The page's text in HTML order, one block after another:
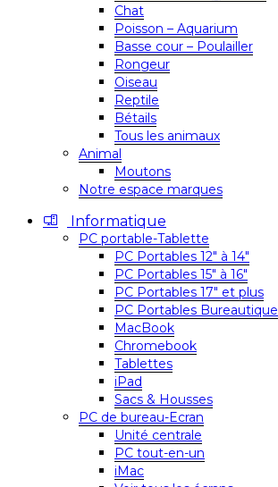
Chat
Poisson – Aquarium
Basse cour – Poulailler
Rongeur
Oiseau
Reptile
Bétails
Tous les animaux
Animal
Moutons
Notre espace marques
Informatique
PC portable-Tablette
PC Portables 12″ à 14″
PC Portables 15″ à 16″
PC Portables 17″ et plus
PC Portables Bureautique
MacBook
Chromebook
Tablettes
iPad
Sacs & Housses
PC de bureau-Ecran
Unité centrale
PC tout-en-un
iMac